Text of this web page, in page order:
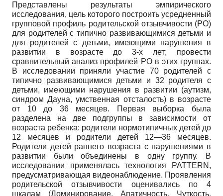
Представлены результаты эмпирического
исследования, цель которого построить усредненный
групповой профиль родительской отзывчивости (РО)
для родителей с типично развивающимися детьми и
для родителей с детьми, имеющими нарушения в
развитии в возрасте до 3-х лет; провести
сравнительный анализ профилей РО в этих группах.
В исследовании приняли участие 70 родителей с
типично развивающимися детьми и 32 родителя с
детьми, имеющими нарушения в развитии (аутизм,
синдром Дауна, умственная отсталость) в возрасте
от 10 до 36 месяцев. Первая выборка была
разделена на две подгруппы в зависимости от
возраста ребенка: родители нормотипичных детей до
12 месяцев и родители детей 12—36 месяцев.
Родители детей раннего возраста с нарушениями в
развитии были объединены в одну группу. В
исследовании применялась технология PATTERN,
предусматривающая видеонаблюдение. Проявления
родительской отзывчивости оценивались по 4
шкалам (Доминирование, Апатичность, Чуткость,